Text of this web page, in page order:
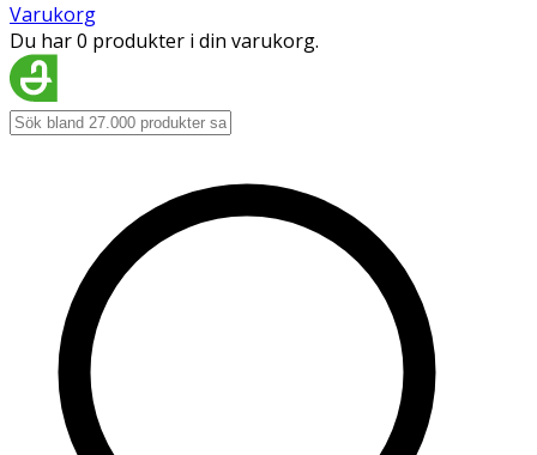
Varukorg
Du har 0 produkter i din varukorg.